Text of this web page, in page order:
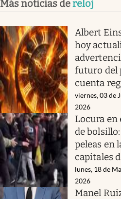
Más noticias dereloj
Albert
hoy
futuro del
cuenta
viernes, 03 de
2026
Locura en
de
peleas en
capitales
lunes, 18 de
2026
Manel